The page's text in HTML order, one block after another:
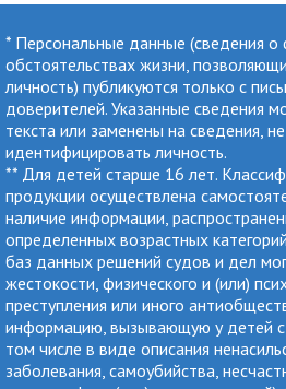
* Персональные данные (сведения о
обстоятельствах жизни,
личность) публикуются только с
доверителей. Указанные сведения
текста или заменены на сведения,
идентифицировать личность.
** Для детей старше 16 лет.
продукции осуществлена
наличие информации,
определенных возрастных
баз данных решений судов и дел
жестокости, физического и (или)
преступления или иного
информацию, вызывающую у детей
том числе в виде описания
заболевания, самоубийства,